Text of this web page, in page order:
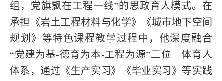
组，党旗飘在工程一线”的思政育人模式。在
承担《岩土工程材料与化学》《城市地下空间
规划》等特色课程教学过程中，他深度融合
“党建为基-德育为本-工程为源”三位一体育人
体系，通过《生产实习》《毕业实习》等实践